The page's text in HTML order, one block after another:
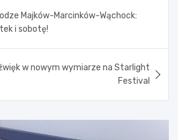
Majków-Marcinków-Wąchock:
i sobotę!
w nowym wymiarze na Starlight
Festival